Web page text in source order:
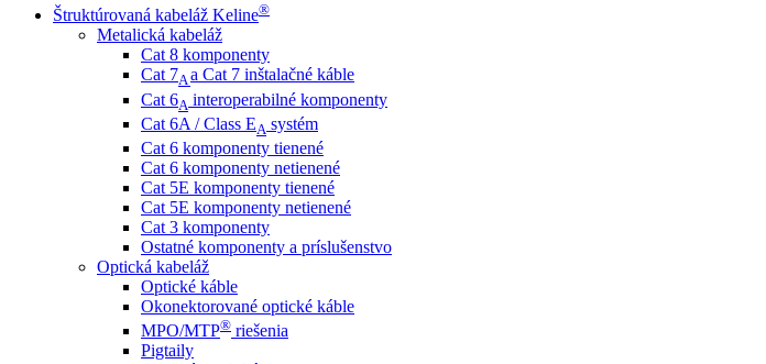
Štruktúrovaná kabeláž Keline®
Metalická kabeláž
Cat 8 komponenty
Cat 7Aa Cat 7 inštalačné káble
Cat 6A interoperabilné komponenty
Cat 6A / Class EA systém
Cat 6 komponenty tienené
Cat 6 komponenty netienené
Cat 5E komponenty tienené
Cat 5E komponenty netienené
Cat 3 komponenty
Ostatné komponenty a príslušenstvo
Optická kabeláž
Optické káble
Okonektorované optické káble
MPO/MTP® ​ riešenia
Pigtaily